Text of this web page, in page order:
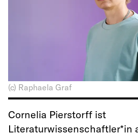
(c) Raphaela Graf
Cornelia Pierstorff ist
Literaturwissenschaftler*in